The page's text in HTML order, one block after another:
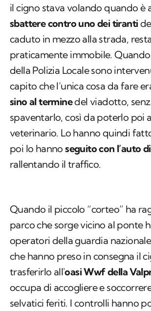
il cigno stava volando quando è
sbattere contro uno dei tiranti
caduto in mezzo alla strada,
praticamente immobile.
della Polizia Locale sono
capito che l’unica cosa da fare
sino al terminedel viadotto,
spaventarlo, così da poterlo poi
veterinario. Lo hanno quindi
poi lo hannoseguito con l’auto
rallentando il traffico.
Quando il piccolo “corteo” ha
parco che sorge vicino al ponte
operatori della guardia
che hanno preso in consegna il
trasferirlo all'oasi Wwf della
occupa di accogliere e
selvatici feriti. I controlli hanno